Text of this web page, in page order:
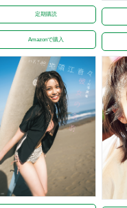
定期購読
Amazonで購入